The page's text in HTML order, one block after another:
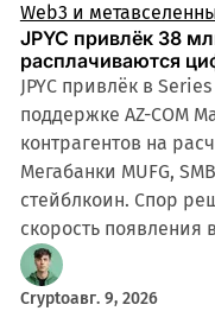
Web3 и
JPYC привлёк 38
расплачиваются
JPYC привлёк в
поддержке AZ-COM
контрагентов на
Мегабанки MUFG,
стейблкоин. Спор
скорость появления
Cryptoавг. 9, 2026